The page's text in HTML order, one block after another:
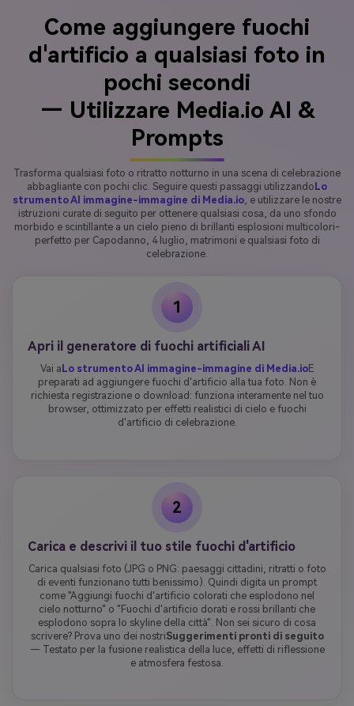
Come aggiungere fuochi
d'artificio a qualsiasi foto in
pochi secondi
— Utilizzare Media.io AI &
Prompts
Trasforma qualsiasi foto o ritratto notturno in una scena di celebrazione
abbagliante con pochi clic. Seguire questi passaggi utilizzando Lo
strumento AI immagine-immagine di Media.io , e utilizzare le nostre
istruzioni curate di seguito per ottenere qualsiasi cosa, da uno sfondo
morbido e scintillante a un cielo pieno di brillanti esplosioni multicolori-
perfetto per Capodanno, 4 luglio, matrimoni e qualsiasi foto di
celebrazione.
1
Apri il generatore di fuochi artificiali AI
Vai a Lo strumento AI immagine-immagine di Media.ioE
preparati ad aggiungere fuochi d'artificio alla tua foto. Non è
richiesta registrazione o download: funziona interamente nel tuo
browser, ottimizzato per effetti realistici di cielo e fuochi
d'artificio di celebrazione.
2
Carica e descrivi il tuo stile fuochi d'artificio
Carica qualsiasi foto (JPG o PNG: paesaggi cittadini, ritratti o foto
di eventi funzionano tutti benissimo). Quindi digita un prompt
come "Aggiungi fuochi d'artificio colorati che esplodono nel
cielo notturno" o "Fuochi d'artificio dorati e rossi brillanti che
esplodono sopra lo skyline della città". Non sei sicuro di cosa
scrivere? Prova uno dei nostriSuggerimenti pronti di seguito
— Testato per la fusione realistica della luce, effetti di riflessione
e atmosfera festosa.